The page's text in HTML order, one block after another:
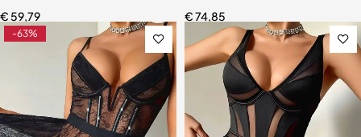
€ 59,79
€74,85
-63%